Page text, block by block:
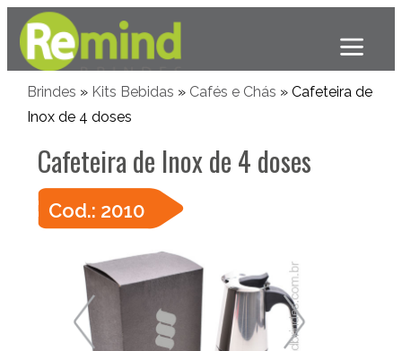
Brindes » Kits Bebidas » Cafés e Chás » Cafeteira de
Inox de 4 doses
Cafeteira de Inox de 4 doses
Cod.: 2010